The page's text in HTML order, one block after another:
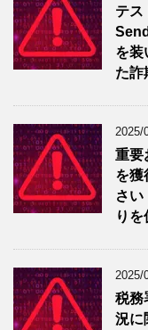
テス
を装
た詐
2025/
重要
を獲
さい
り
2025/
税務
況に